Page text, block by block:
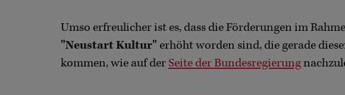
Umso erfreulicher ist es, dass die Förderungen im
"Neustart Kultur" erhöht worden sind, die gerade
kommen, wie auf der Seite der Bundesregierung